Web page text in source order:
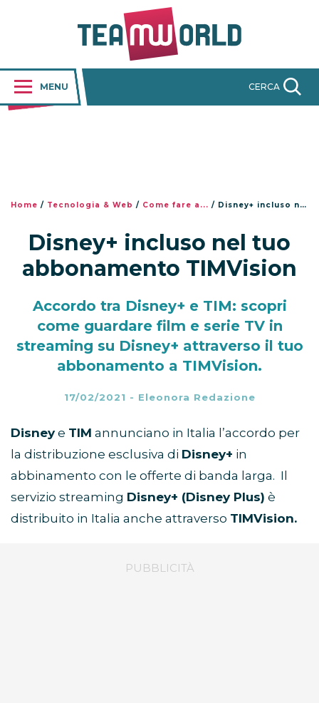
MENU CERCA
Home / Tecnologia & Web / Come fare a... / Disney+ incluso nel tuo abbonamento TIMVision
Disney+ incluso nel tuo
abbonamento TIMVision
Accordo tra Disney+ e TIM: scopri
come guardare film e serie TV in
streaming su Disney+ attraverso il tuo
abbonamento a TIMVision.
17/02/2021 - Eleonora Redazione
Disneye TIM annunciano in Italia l’accordo per
la distribuzione esclusiva di Disney+ in
abbinamento con le offerte di banda larga. Il
servizio streaming Disney+ (Disney Plus) è
distribuito in Italia anche attraverso TIMVision.